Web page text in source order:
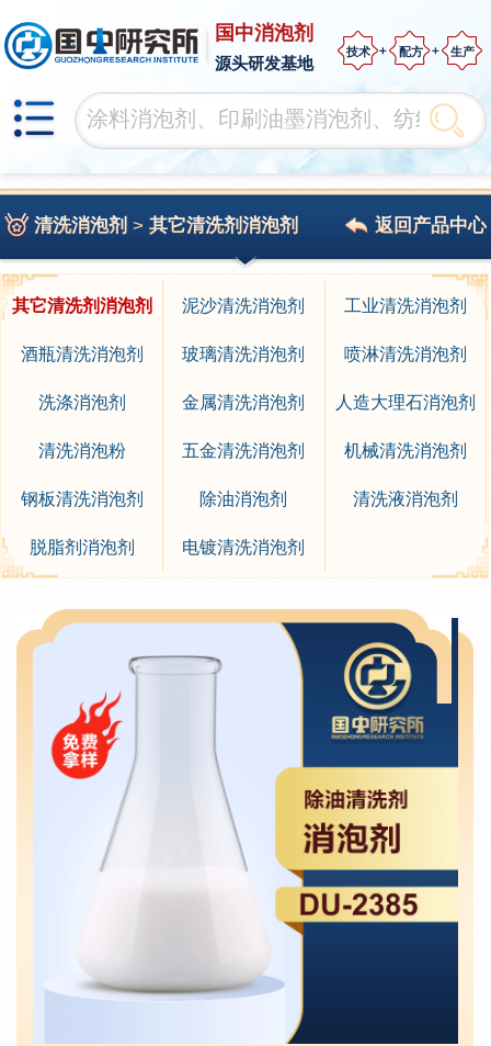
国中消泡剂
源头研发基地
技术 配方 生产
清洗消泡剂 > 其它清洗剂消泡剂 返回产品中心
其它清洗剂消泡剂 泥沙清洗消泡剂 工业清洗消泡剂
酒瓶清洗消泡剂 玻璃清洗消泡剂 喷淋清洗消泡剂
洗涤消泡剂 金属清洗消泡剂 人造大理石消泡剂
清洗消泡粉 五金清洗消泡剂 机械清洗消泡剂
钢板清洗消泡剂 除油消泡剂 清洗液消泡剂
脱脂剂消泡剂 电镀清洗消泡剂